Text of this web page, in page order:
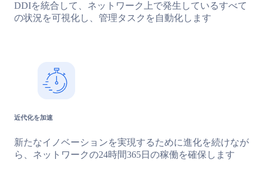
DDIを統合して、ネットワーク上で発生しているすべて
の状況を可視化し、管理タスクを自動化します
近代化を加速
新たなイノベーションを実現するために進化を続けなが
ら、ネットワークの24時間365日の稼働を確保します